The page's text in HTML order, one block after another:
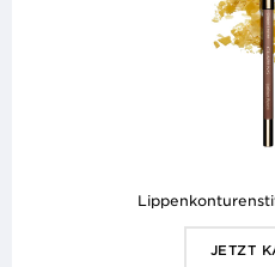
JETZT